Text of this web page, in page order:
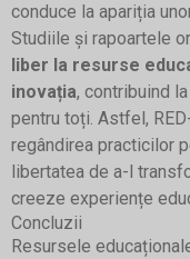
conduce la apariția
Studiile și rapoartele
liber la resurse
inovația, contribuind
pentru toți. Astfel,
regândirea practicilor
libertatea de a-l
creeze experiențe
Concluzii
Resursele